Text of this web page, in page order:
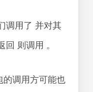
调用了 并对其
则调用 。
的调用方可能也